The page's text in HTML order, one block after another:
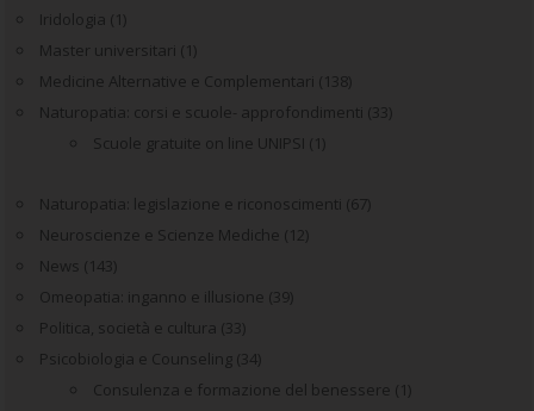
Iridologia (1)
Master universitari (1)
Medicine Alternative e Complementari (138)
Naturopatia: corsi e scuole- approfondimenti (33)
Scuole gratuite on line UNIPSI (1)
Naturopatia: legislazione e riconoscimenti (67)
Neuroscienze e Scienze Mediche (12)
News (143)
Omeopatia: inganno e illusione (39)
Politica, società e cultura (33)
Psicobiologia e Counseling (34)
Consulenza e formazione del benessere (1)